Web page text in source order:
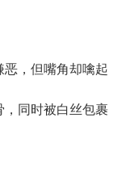
，但嘴角却噙起
，同时被白丝包裹